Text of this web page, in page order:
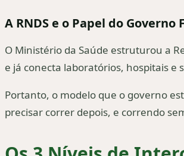
A RNDS e o Papel do Governo
O Ministério da Saúde estruturou a
e já conecta laboratórios, hospitais e
Portanto, o modelo que o governo
precisar correr depois, e correndo